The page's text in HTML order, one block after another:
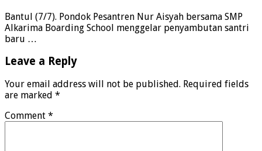
Bantul (7/7). Pondok Pesantren Nur Aisyah bersama SMP
Alkarima Boarding School menggelar penyambutan santri
baru …
Leave a Reply
Your email address will not be published. Required fields
are marked *
Comment *